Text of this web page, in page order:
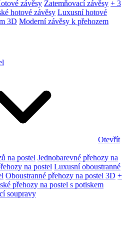
závěsy Zatemňovací závěsy + 3
hotové závěsy Luxusní hotové
3D Moderní závěsy k přehozem
Otevřít
na postel Jednobarevné přehozy na
na postel Luxusní oboustranné
Oboustranné přehozy na postel 3D +
přehozy na postel s potiskem
soupravy